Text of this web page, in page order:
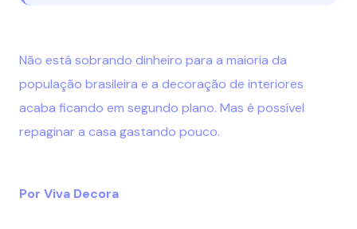
Não está sobrando dinheiro para a maioria da
população brasileira e a decoração de interiores
acaba ficando em segundo plano. Mas é possível
repaginar a casa gastando pouco.
Por Viva Decora